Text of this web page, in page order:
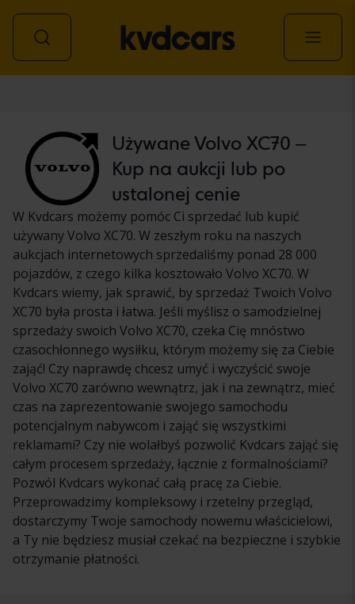
Używane Volvo XC70 –
Kup na aukcji lub po
ustalonej cenie
W Kvdcars możemy pomóc Ci sprzedać lub kupić
używany Volvo XC70. W zeszłym roku na naszych
aukcjach internetowych sprzedaliśmy ponad 28 000
pojazdów, z czego kilka kosztowało Volvo XC70. W
Kvdcars wiemy, jak sprawić, by sprzedaż Twoich Volvo
XC70 była prosta i łatwa. Jeśli myślisz o samodzielnej
sprzedaży swoich Volvo XC70, czeka Cię mnóstwo
czasochłonnego wysiłku, którym możemy się za Ciebie
zająć! Czy naprawdę chcesz umyć i wyczyścić swoje
Volvo XC70 zarówno wewnątrz, jak i na zewnątrz, mieć
czas na zaprezentowanie swojego samochodu
potencjalnym nabywcom i zająć się wszystkimi
reklamami? Czy nie wolałbyś pozwolić Kvdcars zająć się
całym procesem sprzedaży, łącznie z formalnościami?
Pozwól Kvdcars wykonać całą pracę za Ciebie.
Przeprowadzimy kompleksowy i rzetelny przegląd,
dostarczymy Twoje samochody nowemu właścicielowi,
a Ty nie będziesz musiał czekać na bezpieczne i szybkie
otrzymanie płatności.